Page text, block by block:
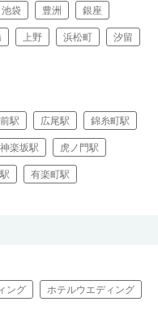
池袋 豊洲 銀座
上野 浜松町 汐留
駅 広尾駅 錦糸町駅
神楽坂駅 虎ノ門駅
有楽町駅
ング ホテルウエディング